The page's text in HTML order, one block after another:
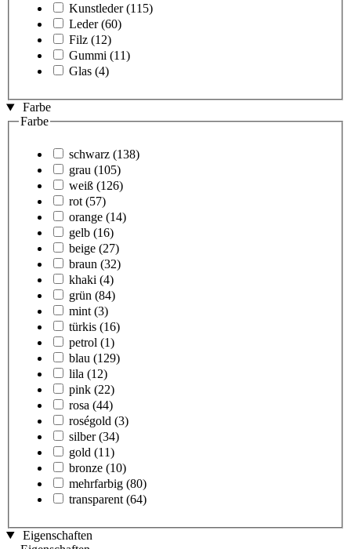
Kunstleder (115)
Leder (60)
Filz (12)
Gummi (11)
Glas (4)
Farbe
Farbe
schwarz (138)
grau (105)
weiß (126)
rot (57)
orange (14)
gelb (16)
beige (27)
braun (32)
khaki (4)
grün (84)
mint (3)
türkis (16)
petrol (1)
blau (129)
lila (12)
pink (22)
rosa (44)
roségold (3)
silber (34)
gold (11)
bronze (10)
mehrfarbig (80)
transparent (64)
Eigenschaften